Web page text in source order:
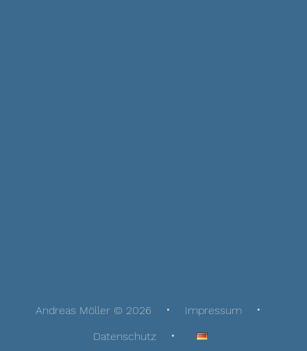
Andreas Möller © 2026
Impressum
Datenschutz